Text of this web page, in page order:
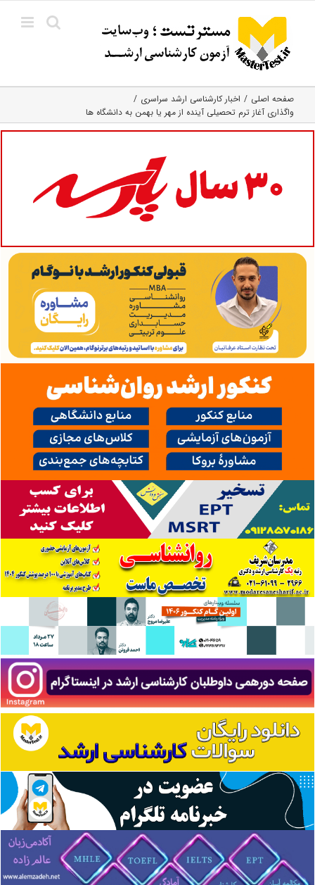
content
صفحه اصلی
اخبار کارشناسی ارشد سراسری
واگذاری آغاز ترم تحصیلی آینده از مهر یا بهمن به دانشگاه ها